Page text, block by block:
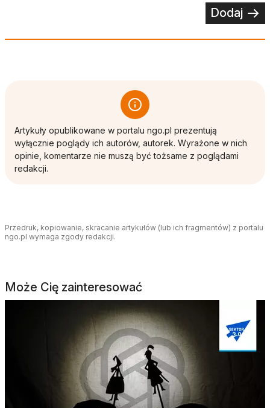
Dodaj
Artykuły opublikowane w portalu ngo.pl prezentują
wyłącznie poglądy ich autorów, autorek. Wyrażone w nich
opinie, komentarze nie muszą być tożsame z poglądami
redakcji.
Przedruk, kopiowanie, skracanie artykułów (lub ich fragmentów) z portalu
ngo.pl wymaga zgody redakcji.
Może Cię zainteresować